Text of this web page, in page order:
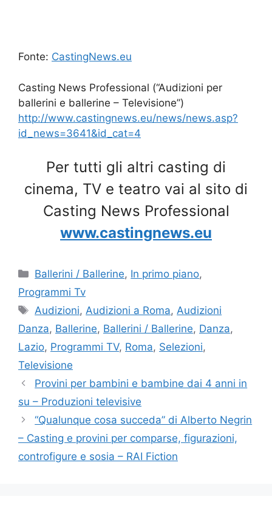
Fonte: CastingNews.eu
Casting News Professional (“Audizioni per
ballerini e ballerine – Televisione”)
http://www.castingnews.eu/news/news.asp?
id_news=3641&id_cat=4
Per tutti gli altri casting di
cinema, TV e teatro vai al sito di
Casting News Professional
www.castingnews.eu
Categorie
Ballerini / Ballerine, In primo piano,
Programmi Tv
Tag
Audizioni,Audizioni a Roma,Audizioni
Danza, Ballerine, Ballerini / Ballerine, Danza,
Lazio, Programmi TV, Roma, Selezioni,
Televisione
Provini per bambini e bambine dai 4 anni in
su – Produzioni televisive
“Qualunque cosa succeda” di Alberto Negrin
– Casting e provini per comparse, figurazioni,
controfigure e sosia – RAI Fiction